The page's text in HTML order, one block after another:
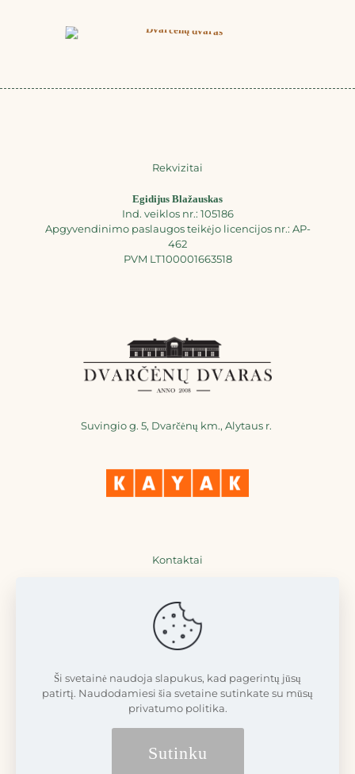
Rekvizitai
Egidijus Blažauskas
Ind. veiklos nr.: 105186
Apgyvendinimo paslaugos teikėjo licencijos nr.: AP-
462
PVM LT100001663518
Suvingio g. 5, Dvarčėnų km., Alytaus r.
Kontaktai
+370 698 77711
info@dvarcenudvaras.lt
© 2008 - 2026 Dvarčėnų dvaras | Visos teisės saugomos LR įstatymų
Ši svetainė naudoja slapukus, kad pagerintų jūsų
patirtį. Naudodamiesi šia svetaine sutinkate su mūsų
privatumo politika.
Sutinku